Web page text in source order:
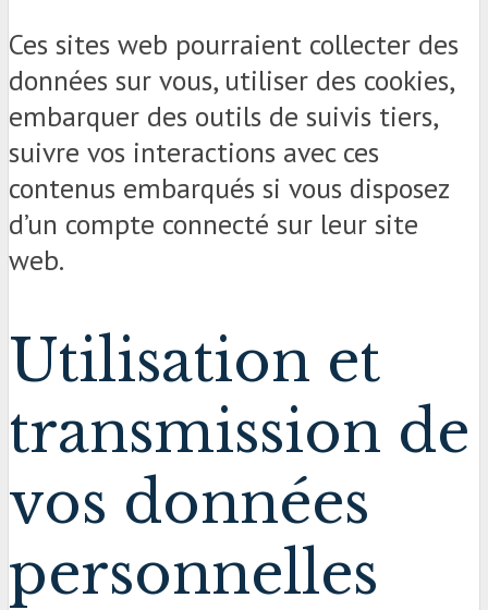
Ces sites web pourraient collecter des
données sur vous, utiliser des cookies,
embarquer des outils de suivis tiers,
suivre vos interactions avec ces
contenus embarqués si vous disposez
d’un compte connecté sur leur site
web.
Utilisation et
transmission de
vos données
personnelles